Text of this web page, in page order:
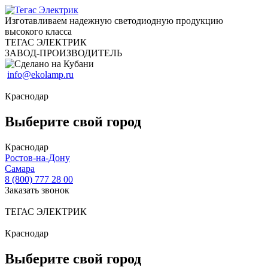
Изготавливаем надежную светодиодную продукцию
высокого класса
ТЕГАС ЭЛЕКТРИК
ЗАВОД-ПРОИЗВОДИТЕЛЬ
info@ekolamp.ru
Краснодар
Выберите свой город
Краснодар
Ростов-на-Дону
Самара
8 (800) 777 28 00
Заказать звонок
ТЕГАС ЭЛЕКТРИК
Краснодар
Выберите свой город